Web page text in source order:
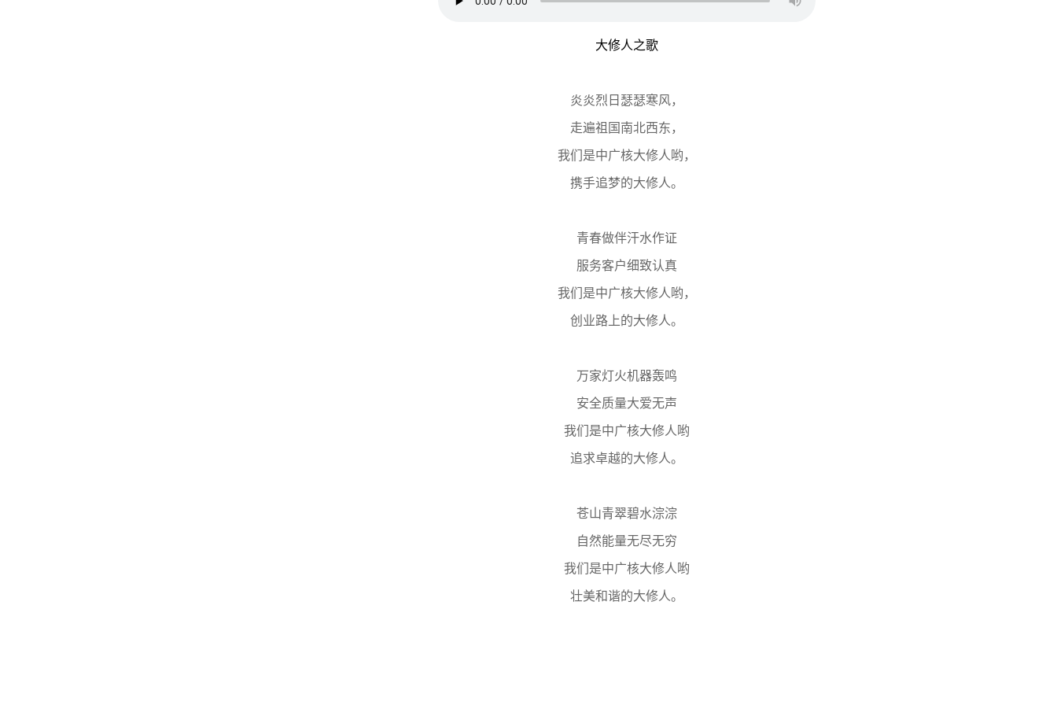
大修人之歌
炎炎烈日瑟瑟寒风，
走遍祖国南北西东，
我们是中广核大修人哟，
携手追梦的大修人。
青春做伴汗水作证
服务客户细致认真
我们是中广核大修人哟，
创业路上的大修人。
万家灯火机器轰鸣
安全质量大爱无声
我们是中广核大修人哟
追求卓越的大修人。
苍山青翠碧水淙淙
自然能量无尽无穷
我们是中广核大修人哟
壮美和谐的大修人。